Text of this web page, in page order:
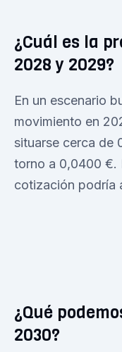
¿Cuál es la
2028 y 2029?
En un escenario
movimiento en
situarse cerca de
torno a 0,0400 €.
cotización podría
¿Qué
2030?